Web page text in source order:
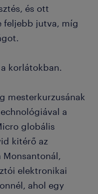
és ott
feljebb jutva, míg
korlátokban.
mesterkurzusának
a
globális
kitérő az
elektronikai
ahol egy